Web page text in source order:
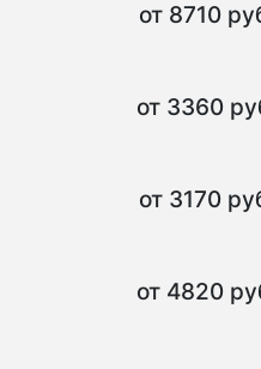
от 8710
от 3360
от 3170
от 4820